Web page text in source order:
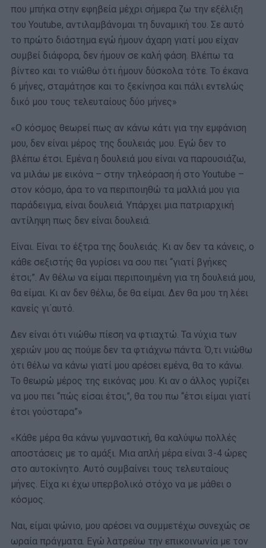
που μπήκα στην εφηβεία μέχρι σήμερα ζω την εξέλιξη
του Youtube, αντιλαμβάνομαι τη δυναμική του. Σε αυτό
το πρώτο διάστημα εγώ ήμουν άχαρη γιατί μου είχαν
συμβεί διάφορα, δεν ήμουν σε καλή φάση. Βλέπω τα
βίντεο και το νιώθω ότι ήμουν δύσκολα τότε. Το έκανα
6 μήνες, σταμάτησε και το ξεκίνησα και πάλι εντελώς
δικό μου τους τελευταίους δύο μήνες»
«Ο κόσμος θεωρεί πως αν κάνω κάτι για την εμφάνιση
μου, δεν είναι μέρος της δουλειάς μου. Εγώ δεν το
βλέπω έτσι. Εμένα η δουλειά μου είναι να παρουσιάζω,
να μιλάω με εικόνα – στην τηλεόραση ή στο Youtube –
στον κόσμο, άρα το να περιποιηθώ τα μαλλιά μου για
παράδειγμα, είναι δουλειά. Υπάρχει μια πατριαρχική
αντίληψη πως δεν είναι δουλειά.
Είναι. Είναι το έξτρα της δουλειάς. Κι αν δεν τα κάνεις, ο
κάθε σεξιστής θα γυρίσει να σου πει “γιατί βγήκες
έτσι;”. Αν θέλω να είμαι περιποιημένη για τη δουλειά μου,
θα είμαι. Κι αν δεν θέλω, δε θα είμαι. Δεν θα μου τη λέει
κανείς γι΄αυτό.
Δεν είναι ότι νιώθω πίεση να φτιαχτώ. Τα νύχια των
χεριών μου ας πούμε δεν τα φτιάχνω πάντα. Ό,τι νιώθω
ότι θέλω να κάνω γιατί μου αρέσει εμένα, θα το κάνω.
Το θεωρώ μέρος της εικόνας μου. Κι αν ο άλλος γυρίζει
να μου πει “πώς είσαι έτσι;”, θα του πω “έτσι είμαι γιατί
έτσι γούσταρα”»
«Κάθε μέρα θα κάνω γυμναστική, θα καλύψω πολλές
αποστάσεις με το αμάξι. Μια απλή μέρα είναι 3-4 ώρες
στο αυτοκίνητο. Αυτό συμβαίνει τους τελευταίους
μήνες. Είχα κι έχω υπερβολικό στόχο να με μάθει ο
κόσμος.
Ναι, είμαι ψώνιο, μου αρέσει να συμμετέχω συνεχώς σε
ωραία πράγματα. Εγώ λατρεύω την επικοινωνία με τον